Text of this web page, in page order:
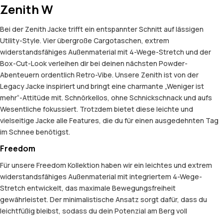
Zenith W
Bei der Zenith Jacke trifft ein entspannter Schnitt auf lässigen
Utility-Style. Vier übergroße Cargotaschen, extrem
widerstandsfähiges Außenmaterial mit 4-Wege-Stretch und der
Box-Cut-Look verleihen dir bei deinen nächsten Powder-
Abenteuern ordentlich Retro-Vibe. Unsere Zenith ist von der
Legacy Jacke inspiriert und bringt eine charmante „Weniger ist
mehr“-Attitüde mit. Schnörkellos, ohne Schnickschnack und aufs
Wesentliche fokussiert. Trotzdem bietet diese leichte und
vielseitige Jacke alle Features, die du für einen ausgedehnten Tag
im Schnee benötigst.
Freedom
Für unsere Freedom Kollektion haben wir ein leichtes und extrem
widerstandsfähiges Außenmaterial mit integriertem 4-Wege-
Stretch entwickelt, das maximale Bewegungsfreiheit
gewährleistet. Der minimalistische Ansatz sorgt dafür, dass du
leichtfüßig bleibst, sodass du dein Potenzial am Berg voll